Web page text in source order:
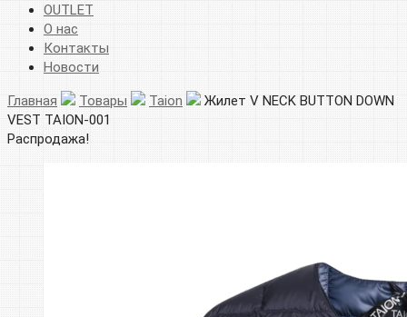
OUTLET
О нас
Контакты
Новости
Главная Товары Taion
Жилет V NECK BUTTON DOWN
VEST TAION-001
Распродажа!